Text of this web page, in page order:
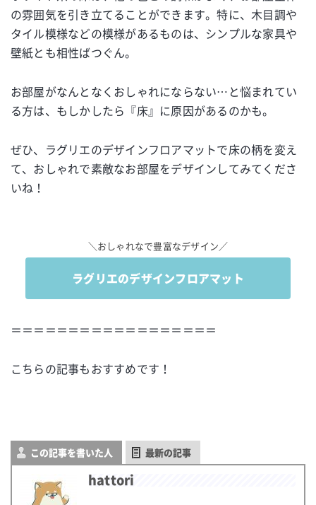
の雰囲気を引き立てることができます。特に、木目調や
タイル模様などの模様があるものは、シンプルな家具や
壁紙とも相性ばつぐん。
お部屋がなんとなくおしゃれにならない…と悩まれてい
る方は、もしかしたら『床』に原因があるのかも。
ぜひ、ラグリエのデザインフロアマットで床の柄を変え
て、おしゃれで素敵なお部屋をデザインしてみてくださ
いね！
＼おしゃれなで豊富なデザイン／
ラグリエのデザインフロアマット
＝＝＝＝＝＝＝＝＝＝＝＝＝＝＝＝＝＝
こちらの記事もおすすめです！
この記事を書いた人 最新の記事
hattori